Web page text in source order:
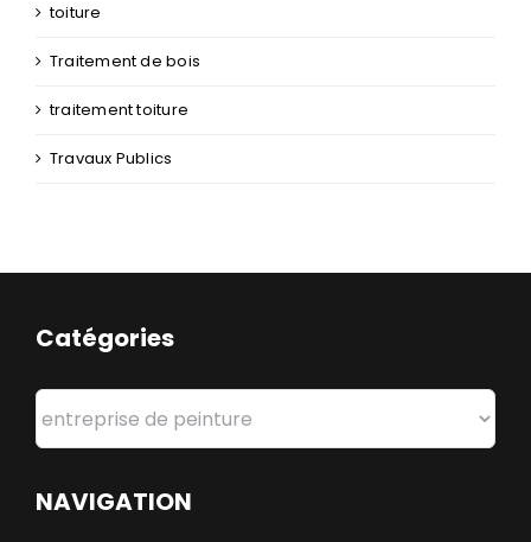
toiture
Traitement de bois
traitement toiture
Travaux Publics
Catégories
Catégories
NAVIGATION